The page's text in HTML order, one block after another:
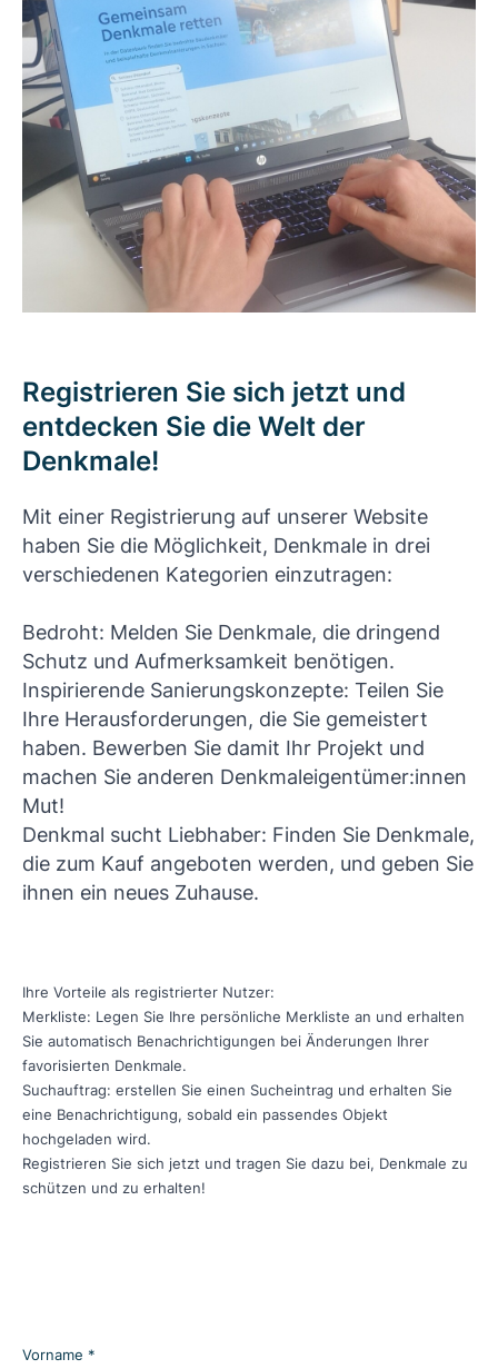
Registrieren Sie sich jetzt und
entdecken Sie die Welt der
Denkmale!
Mit einer Registrierung auf unserer Website
haben Sie die Möglichkeit, Denkmale in drei
verschiedenen Kategorien einzutragen:
Bedroht: Melden Sie Denkmale, die dringend
Schutz und Aufmerksamkeit benötigen.
Inspirierende Sanierungskonzepte: Teilen Sie
Ihre Herausforderungen, die Sie gemeistert
haben. Bewerben Sie damit Ihr Projekt und
machen Sie anderen Denkmaleigentümer:innen
Mut!
Denkmal sucht Liebhaber: Finden Sie Denkmale,
die zum Kauf angeboten werden, und geben Sie
ihnen ein neues Zuhause.
Ihre Vorteile als registrierter Nutzer:
Merkliste: Legen Sie Ihre persönliche Merkliste an und erhalten
Sie automatisch Benachrichtigungen bei Änderungen Ihrer
favorisierten Denkmale.
Suchauftrag: erstellen Sie einen Sucheintrag und erhalten Sie
eine Benachrichtigung, sobald ein passendes Objekt
hochgeladen wird.
Registrieren Sie sich jetzt und tragen Sie dazu bei, Denkmale zu
schützen und zu erhalten!
Vorname *